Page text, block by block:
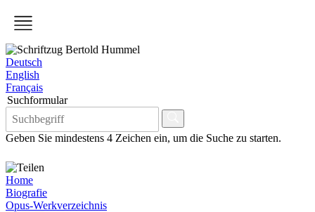
Deutsch
English
Français
Suchformular
Geben Sie mindestens 4 Zeichen ein, um die Suche zu starten.
Home
Biografie
Opus-Werkverzeichnis